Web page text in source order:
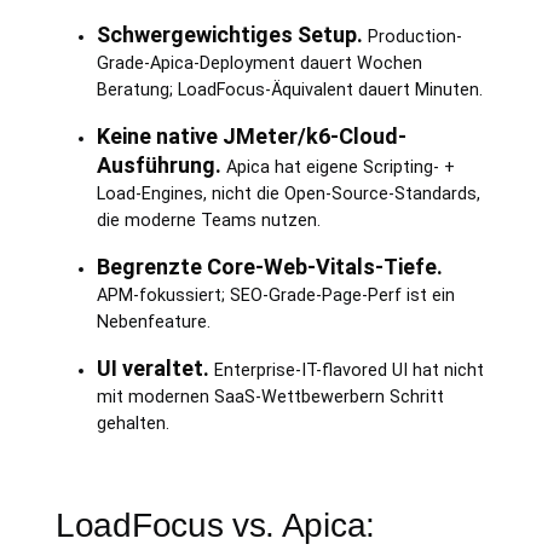
Schwergewichtiges Setup. Production-
Grade-Apica-Deployment dauert Wochen
Beratung; LoadFocus-Äquivalent dauert Minuten.
Keine native JMeter/k6-Cloud-
Ausführung. Apica hat eigene Scripting- +
Load-Engines, nicht die Open-Source-Standards,
die moderne Teams nutzen.
Begrenzte Core-Web-Vitals-Tiefe.
APM-fokussiert; SEO-Grade-Page-Perf ist ein
Nebenfeature.
UI veraltet. Enterprise-IT-flavored UI hat nicht
mit modernen SaaS-Wettbewerbern Schritt
gehalten.
LoadFocus vs. Apica: